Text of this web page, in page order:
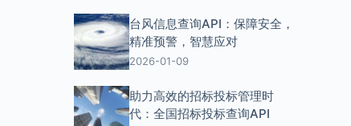
台风信息查询API：保障安全，
精准预警，智慧应对
2026-01-09
助力高效的招标投标管理时
代：全国招标投标查询API